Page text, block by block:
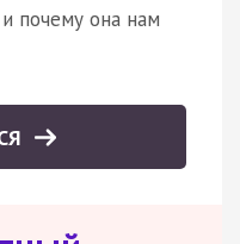
почему она нам